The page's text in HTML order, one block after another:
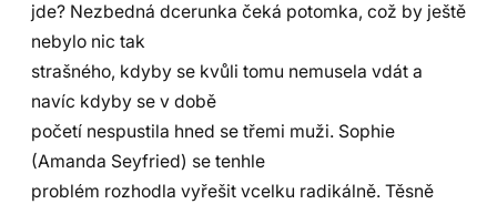
jde? Nezbedná dcerunka čeká potomka, což by ještě
nebylo nic tak
strašného, kdyby se kvůli tomu nemusela vdát a
navíc kdyby se v době
početí nespustila hned se třemi muži. Sophie
(Amanda Seyfried) se tenhle
problém rozhodla vyřešit vcelku radikálně. Těsně